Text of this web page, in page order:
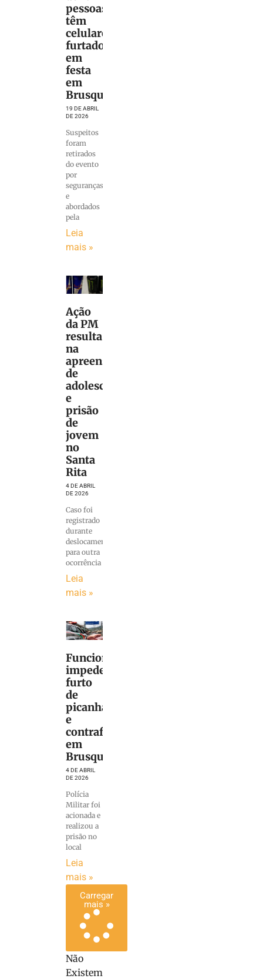
pessoas
têm
celulares
furtados
em
festa
em
Brusque
19 DE ABRIL
DE 2026
Suspeitos
foram
retirados
do evento
por
seguranças
e
abordados
pela
Leia
mais »
Ação
da PM
resulta
na
apreensão
de
adolescentes
e
prisão
de
jovem
no
Santa
Rita
4 DE ABRIL
DE 2026
Caso foi
registrado
durante
deslocamento
para outra
ocorrência
Leia
mais »
Funcionários
impedem
furto
de
picanha
e
contrafilé
em
Brusque
4 DE ABRIL
DE 2026
Polícia
Militar foi
acionada e
realizou a
prisão no
local
Leia
mais »
Carregar
mais »
Não
Existem